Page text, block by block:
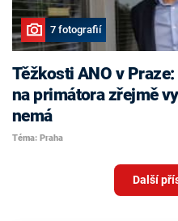
7 fotografií
Těžkosti ANO v
na primátora zřejmě
nemá
Téma: Praha
Další